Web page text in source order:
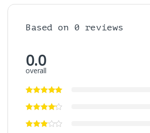
Based on 0 reviews
0.0
overall